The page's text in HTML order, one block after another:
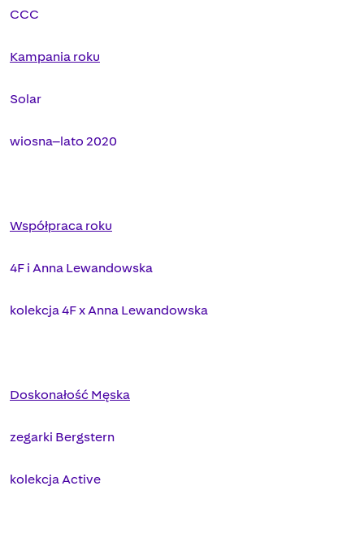
CCC
Kampania roku
Solar
wiosna–lato 2020
Współpraca roku
4F i Anna Lewandowska
kolekcja 4F x Anna Lewandowska
Doskonałość Męska
zegarki Bergstern
kolekcja Active